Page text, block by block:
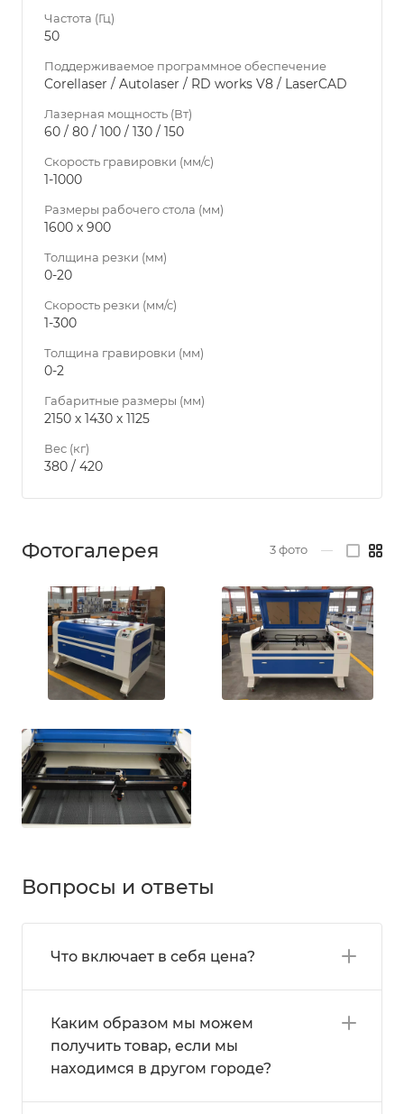
Частота (Гц)
50
Поддерживаемое программное обеспечение
Corellaser / Autolaser / RD works V8 / LaserCAD
Лазерная мощность (Вт)
60 / 80 / 100 / 130 / 150
Скорость гравировки (мм/с)
1-1000
Размеры рабочего стола (мм)
1600 х 900
Толщина резки (мм)
0-20
Скорость резки (мм/с)
1-300
Толщина гравировки (мм)
0-2
Габаритные размеры (мм)
2150 х 1430 х 1125
Вес (кг)
380 / 420
Фотогалерея 3фото —
Вопросы и ответы
Что включает в себя цена?
Каким образом мы можем
получить товар, если мы
находимся в другом городе?